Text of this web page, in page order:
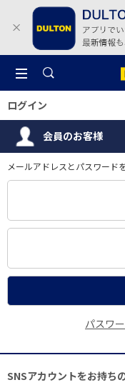
ログイン
会員のお客様
メールアドレスとパスワード
パスワ
SNSアカウントをお持ち